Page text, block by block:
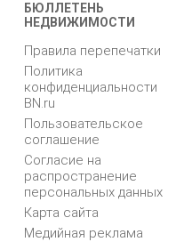
БЮЛЛЕТЕНЬ
НЕДВИЖИМОСТИ
Правила перепечатки
Политика
конфиденциальности
BN.ru
Пользовательское
соглашение
Согласие на
распространение
персональных данных
Карта сайта
Медийная реклама